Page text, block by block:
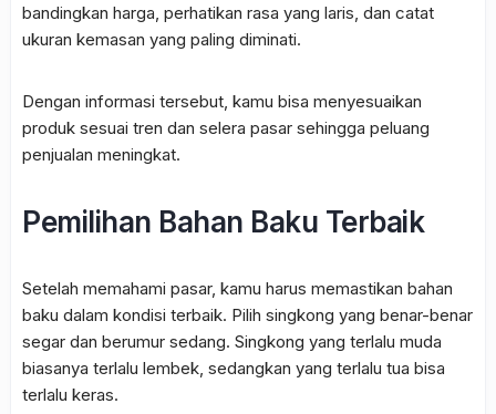
bandingkan harga, perhatikan rasa yang laris, dan catat
ukuran kemasan yang paling diminati.
Dengan informasi tersebut, kamu bisa menyesuaikan
produk sesuai tren dan selera pasar sehingga peluang
penjualan meningkat.
Pemilihan Bahan Baku Terbaik
Setelah memahami pasar, kamu harus memastikan bahan
baku dalam kondisi terbaik. Pilih singkong yang benar-benar
segar dan berumur sedang. Singkong yang terlalu muda
biasanya terlalu lembek, sedangkan yang terlalu tua bisa
terlalu keras.